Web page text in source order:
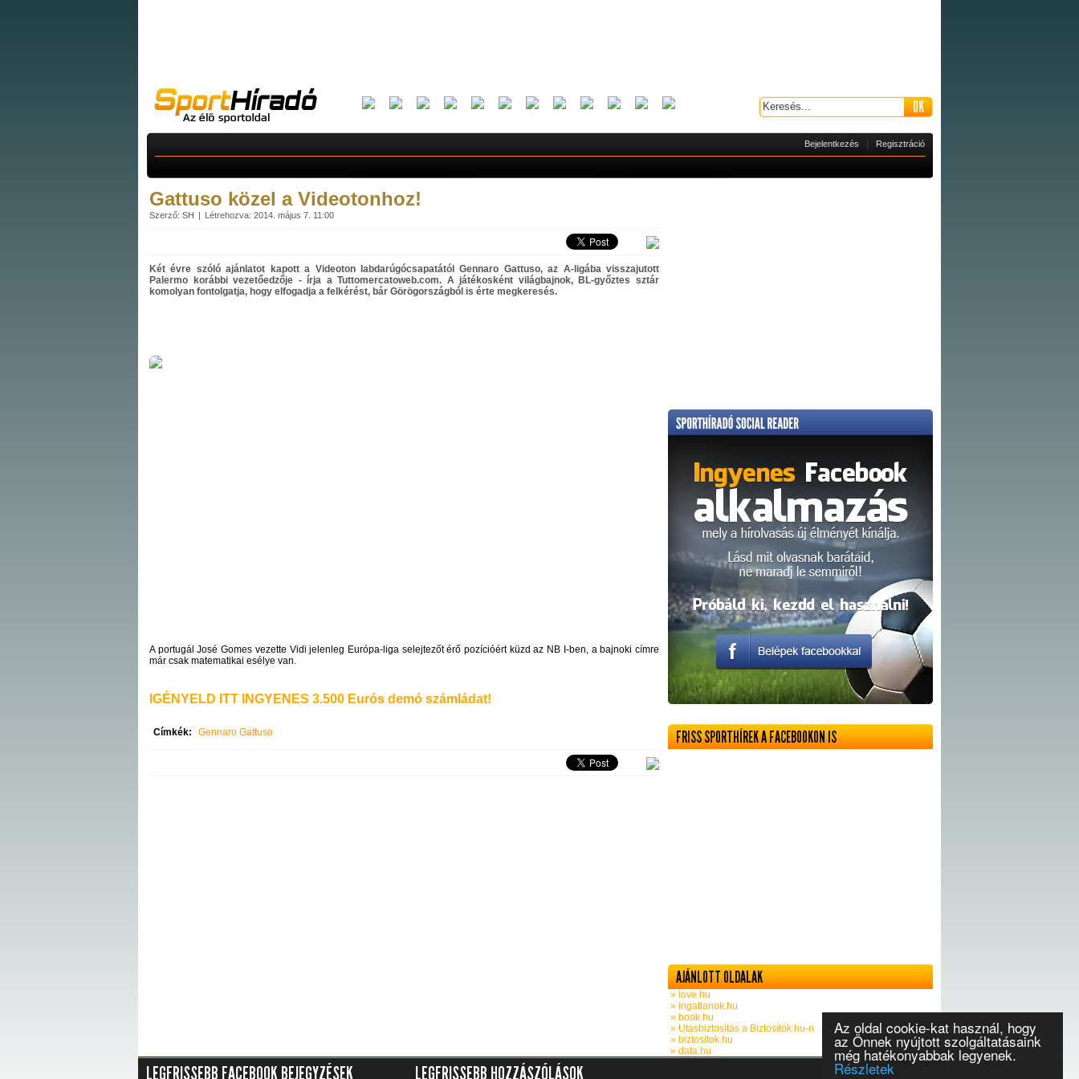
Az oldal cookie-kat használ, hogy
az Önnek nyújtott szolgáltatásaink
még hatékonyabbak legyenek.
Részletek
Bejelentkezés Regisztráció
Gattuso közel a Videotonhoz!
Szerző: SH Létrehozva: 2014. május 7. 11:00
Két évre szóló ajánlatot kapott a Videoton labdarúgócsapatától Gennaro Gattuso, az A-ligába visszajutott
Palermo korábbi vezetőedzője - írja a Tuttomercatoweb.com. A játékosként világbajnok, BL-győztes sztár
komolyan fontolgatja, hogy elfogadja a felkérést, bár Görögországból is érte megkeresés.
A portugál José Gomes vezette Vidi jelenleg Európa-liga selejtezőt érő pozícióért küzd az NB I-ben, a bajnoki címre
már csak matematikai esélye van.
IGÉNYELD ITT INGYENES 3.500 Eurós demó számládat!
Címkék: Gennaro Gattuso FRISS SPORTHÍREK A FACEBOOKON IS
AJÁNLOTT OLDALAK
» love.hu
» ingatlanok.hu
» book.hu
» Utasbiztosítás a Biztosítók.hu-n
» biztositok.hu
» data.hu
LEGFRISSEBB FACEBOOK BEJEGYZÉSEK LEGFRISSEBB HOZZÁSZÓLÁSOK